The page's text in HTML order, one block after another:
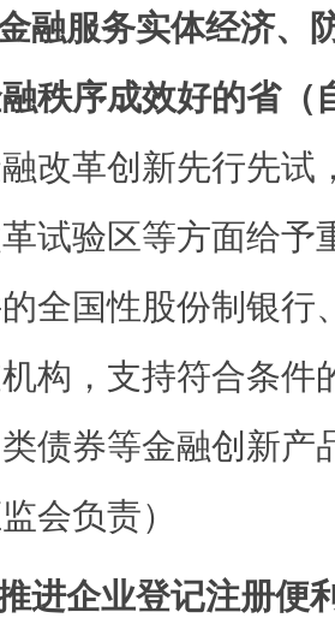
融服务实体经济、
秩序成效好的省（
改革创新先行先试
试验区等方面给予
全国性股份制银行
构，支持符合条件
债券等金融创新产
会负责）
进企业登记注册便